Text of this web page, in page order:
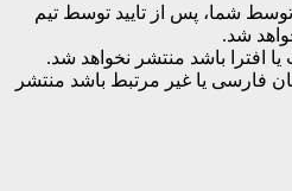
شما، پس از تایید توسط تیم
شد.
افترا باشد منتشر نخواهد شد.
فارسی یا غیر مرتبط باشد منتشر